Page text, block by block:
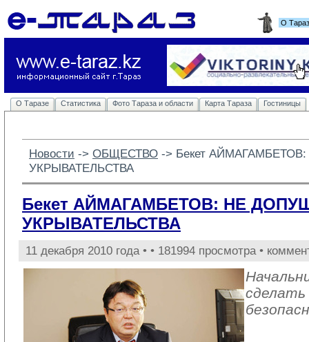
О
О Таразе Статистика Фото Тараза и области Карта Тараза Гостиницы
Новости -> ОБЩЕСТВО -> Бекет
УКРЫВАТЕЛЬСТВА
Бекет АЙМАГАМБЕТОВ: НЕ
УКРЫВАТЕЛЬСТВА
11 декабря 2010 года • • 181994 просмотра •